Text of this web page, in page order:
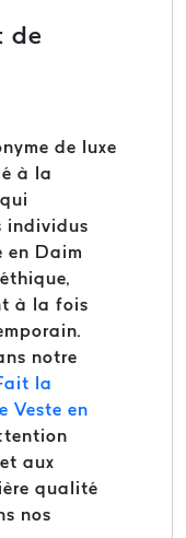
de
de luxe
à la
individus
en Daim
à la fois
notre
la
Veste en
aux
qualité
nos